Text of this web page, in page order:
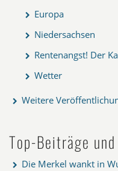
Europa
Niedersachsen
Rentenangst! Der
Wetter
Weitere
Top-Beiträge
Die Merkel wankt in